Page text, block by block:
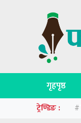
गृहपृष्ठ
ट्रेण्डिङ : #